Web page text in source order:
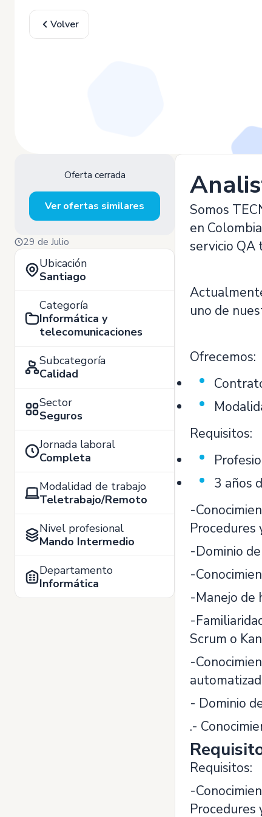
Volver
Oferta cerrada
Ver ofertas similares
29 de Julio
Ubicación
Santiago
Categoría
Informática y
telecomunicaciones
Subcategoría
Calidad
Sector
Seguros
Jornada laboral
Completa
Modalidad de trabajo
Teletrabajo/Remoto
Nivel profesional
Mando Intermedio
Departamento
Informática
Somos
en
servicio QA
uno de
Ofrecemos:
Requisitos:
3 años
-
Procedures
-Dominio
-
-Manejo de
-
Scrum o
-
- Dominio
.-
Requisitos:
-
Procedures